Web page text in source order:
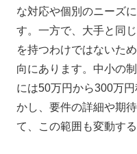
な対応や個別のニーズ
す。一方で、大手と同
を持つわけではないた
向にあります。中小の
には50万円から300万
かし、要件の詳細や期
て、この範囲も変動す